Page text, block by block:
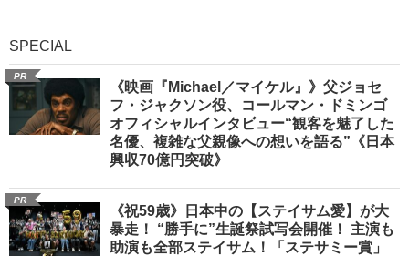
SPECIAL
PR
《映画『Michael／マイケル』》父ジョセ
フ・ジャクソン役、コールマン・ドミンゴ
オフィシャルインタビュー“観客を魅了した
名優、複雑な父親像への想いを語る”《日本
興収70億円突破》
PR
《祝59歳》日本中の【ステイサム愛】が大
暴走！ “勝手に”生誕祭試写会開催！ 主演も
助演も全部ステイサム！「ステサミー賞」